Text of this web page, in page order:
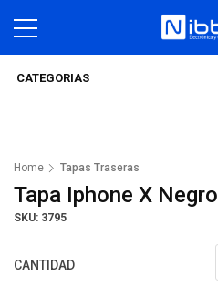
CATEGORIAS
Home Tapas Traseras
Tapa Iphone X Negro
SKU: 3795
CANTIDAD